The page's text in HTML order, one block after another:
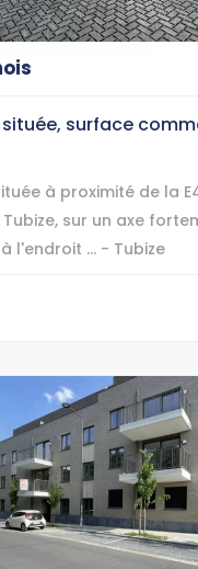
surface
à proximité de la
sur un axe
l'endroit ... - Tubize